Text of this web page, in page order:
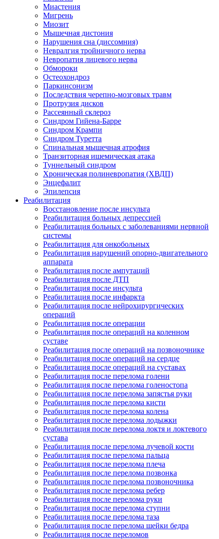
Миастения
Мигрень
Миозит
Мышечная дистония
Нарушения сна (диссомния)
Невралгия тройничного нерва
Невропатия лицевого нерва
Обмороки
Остеохондроз
Паркинсонизм
Последствия черепно-мозговых травм
Протрузия дисков
Рассеянный склероз
Синдром Гийена-Барре
Синдром Крампи
Синдром Туретта
Спинальная мышечная атрофия
Транзиторная ишемическая атака
Туннельный синдром
Хроническая полиневропатия (ХВДП)
Энцефалит
Эпилепсия
Реабилитация
Восстановление после инсульта
Реабилитация больных депрессией
Реабилитация больных с заболеваниями нервной
системы
Реабилитация для онкобольных
Реабилитация нарушений опорно-двигательного
аппарата
Реабилитация после ампутаций
Реабилитация после ДТП
Реабилитация после инсульта
Реабилитация после инфаркта
Реабилитация после нейрохирургических
операций
Реабилитация после операции
Реабилитация после операций на коленном
суставе
Реабилитация после операций на позвоночнике
Реабилитация после операций на сердце
Реабилитация после операций на суставах
Реабилитация после перелома голени
Реабилитация после перелома голеностопа
Реабилитация после перелома запястья руки
Реабилитация после перелома кисти
Реабилитация после перелома колена
Реабилитация после перелома лодыжки
Реабилитация после перелома локтя и локтевого
сустава
Реабилитация после перелома лучевой кости
Реабилитация после перелома пальца
Реабилитация после перелома плеча
Реабилитация после перелома позвонка
Реабилитация после перелома позвоночника
Реабилитация после перелома ребер
Реабилитация после перелома руки
Реабилитация после перелома ступни
Реабилитация после перелома таза
Реабилитация после перелома шейки бедра
Реабилитация после переломов